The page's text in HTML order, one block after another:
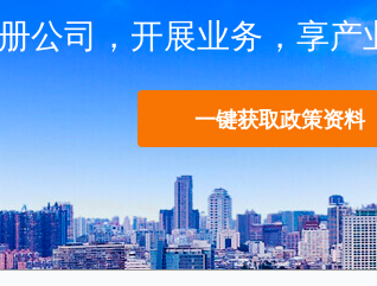
公司，开展业务，享产
一键获取政策资料